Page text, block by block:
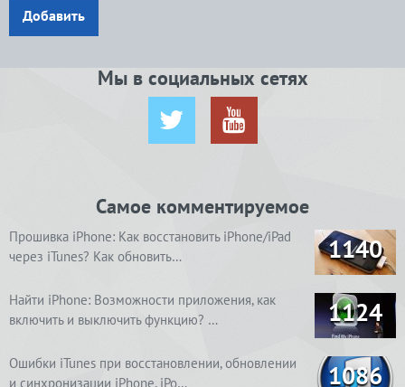
Добавить
Мы в социальных сетях
Самое комментируемое
Прошивка iPhone: Как восстановить iPhone/iPad
через iTunes? Как обновить…
1140
Найти iPhone: Возможности приложения, как
включить и выключить функцию? …
1124
Ошибки iTunes при восстановлении, обновлении
и синхронизации iPhone, iPo…
1086